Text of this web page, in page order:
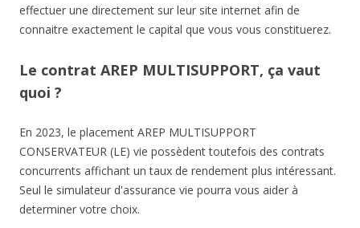
effectuer une directement sur leur site internet afin de
connaitre exactement le capital que vous vous constituerez.
Le contrat AREP MULTISUPPORT, ça vaut
quoi ?
En 2023, le placement AREP MULTISUPPORT
CONSERVATEUR (LE) vie possèdent toutefois des contrats
concurrents affichant un taux de rendement plus intéressant.
Seul le simulateur d'assurance vie pourra vous aider à
determiner votre choix.